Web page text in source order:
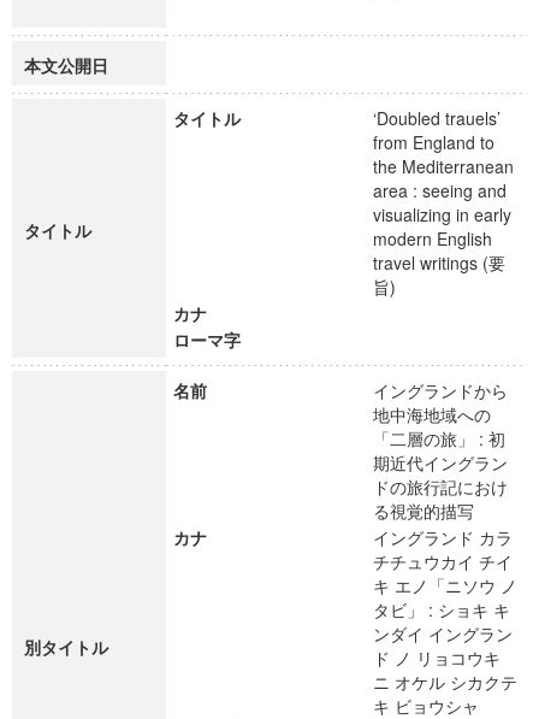
本文公開日
タイトル
タイトル
‘Doubled trauels’
from England to
the Mediterranean
area : seeing and
visualizing in early
modern English
travel writings (要
旨)
カナ
ローマ字
別タイトル
名前
イングランドから
地中海地域への
「二層の旅」 : 初
期近代イングラン
ドの旅行記におけ
る視覚的描写
カナ
イングランド カラ
チチュウカイ チイ
キ エノ「ニソウ ノ
タビ」 : ショキ キ
ンダイ イングラン
ド ノ リョコウキ
ニ オケル シカクテ
キ ビョウシャ